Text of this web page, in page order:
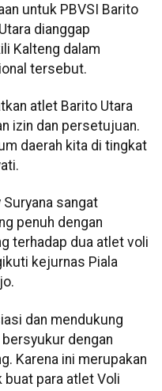
untuk PBVSI Barito
dianggap
Kalteng dalam
tersebut.
atlet Barito Utara
izin dan persetujuan.
daerah kita di tingkat
Suryana sangat
penuh dengan
terhadap dua atlet voli
kejurnas Piala
dan mendukung
dengan
Karena ini merupakan
buat para atlet Voli